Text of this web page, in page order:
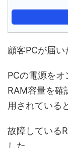
顧客PCが届い
PCの電源をオ
RAM容量を確
用されている
故障している
した。